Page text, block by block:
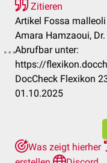
Zitieren
Artikel Fossa
Amara Hamzaoui,
Abrufbar unter:
https://
DocCheck Flexikon
01.10.2025
Was zeigt hierher